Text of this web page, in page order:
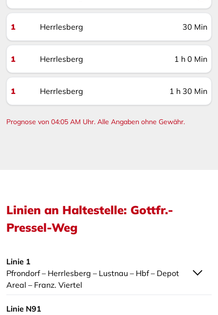
1 Herrlesberg 30 Min
1 Herrlesberg 1 h 0 Min
1 Herrlesberg 1 h 30 Min
Prognose von 04:05 AM Uhr. Alle Angaben ohne Gewähr.
Linien an Haltestelle: Gottfr.-
Pressel-Weg
Linie 1
Pfrondorf – Herrlesberg – Lustnau – Hbf – Depot
Areal – Franz. Viertel
Linie N91